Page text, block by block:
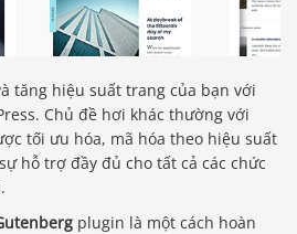
tăng hiệu suất trang của bạn với
Chủ đề hơi khác thường với
tối ưu hóa, mã hóa theo hiệu suất
hỗ trợ đầy đủ cho tất cả các chức
plugin là một cách hoàn